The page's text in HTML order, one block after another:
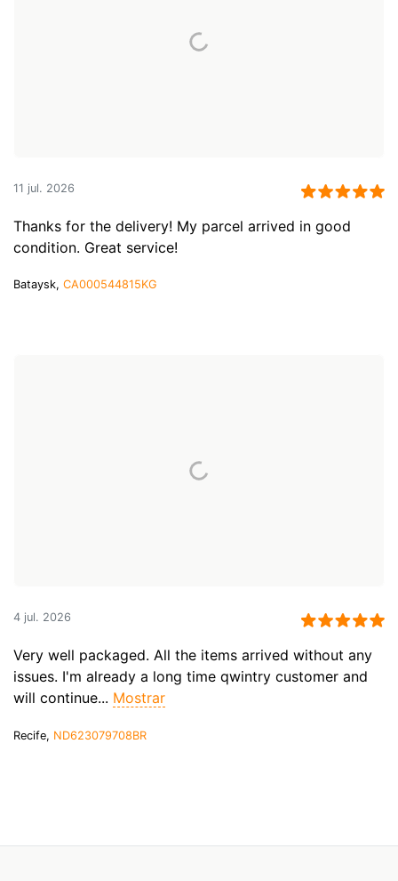
11 jul. 2026
Thanks for the delivery! My parcel arrived in good
condition. Great service!
Bataysk, CA000544815KG
4 jul. 2026
Very well packaged. All the items arrived without any
issues. I'm already a long time qwintry customer and
will continue... Mostrar
Recife, ND623079708BR